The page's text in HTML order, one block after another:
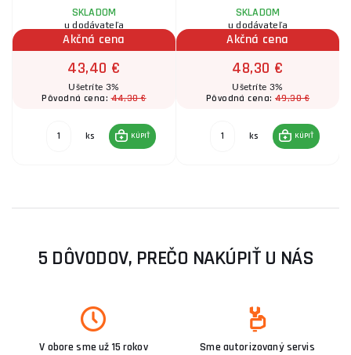
SKLADOM
u dodávateľa
Akčná cena
43,40 €
Ušetríte 3%
Pôvodná cena:44,30 €
ks KÚPIŤ
SKLADOM
u dodávateľa
Akčná cena
48,30 €
Ušetríte 3%
Pôvodná cena:49,30 €
ks KÚPIŤ
5 DÔVODOV, PREČO NAKÚPIŤ U NÁS
V obore sme už 15 rokov
Sme autorizovaný servis